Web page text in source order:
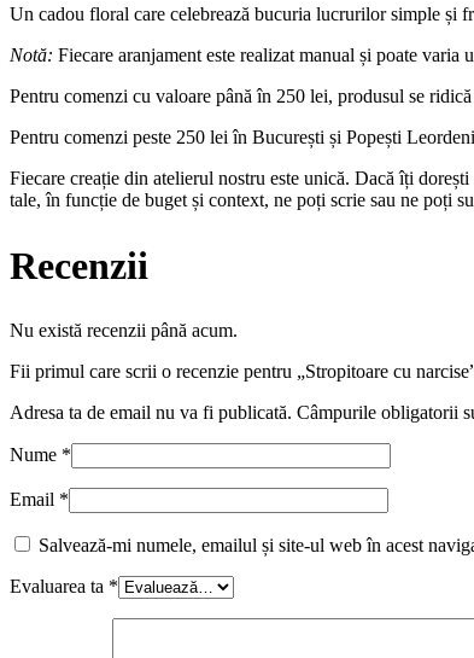
Un cadou floral care celebrează bucuria lucrurilor simple și
Notă: Fiecare aranjament este realizat manual și poate varia
Pentru comenzi cu valoare până în 250 lei, produsul se
Pentru comenzi peste 250 lei în București și Popești
Fiecare creație din atelierul nostru este unică. Dacă îți
tale, în funcție de buget și context, ne poți scrie sau ne poți
Recenzii
Nu există recenzii până acum.
Fii primul care scrii o recenzie pentru „Stropitoare cu
Adresa ta de email nu va fi publicată. Câmpurile obligatorii
Nume *
Email *
Salvează-mi numele, emailul și site-ul web în acest
Evaluarea ta *